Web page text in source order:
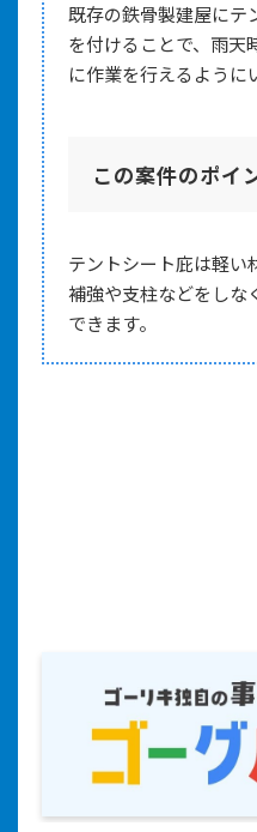
既存の鉄骨製建屋にテ
を付けることで、雨天
に作業を行えるように
この案件のポイ
テントシート庇は軽い
補強や支柱などをしな
できます。